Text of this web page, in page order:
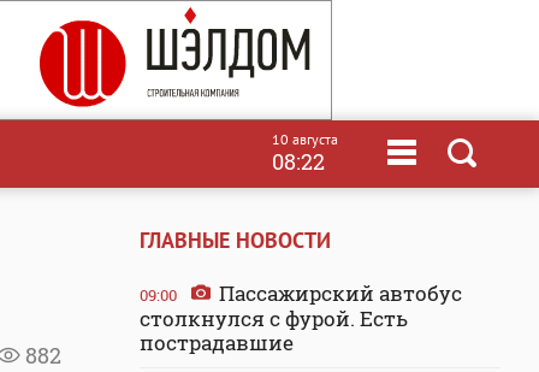
10 августа
08:22
882
ГЛАВНЫЕ НОВОСТИ
09:00
Пассажирский автобус
столкнулся с фурой. Есть
пострадавшие